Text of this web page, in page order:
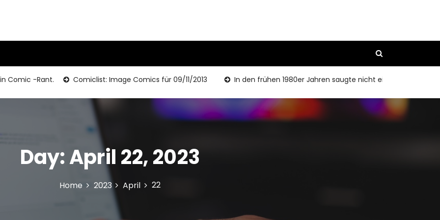
-Rant. Comiclist: Image Comics für 09/11/2013 In den frühen 1980er Jahren saugte nicht ein Comic -Rant.
Day:April 22, 2023
Home 2023 April 22